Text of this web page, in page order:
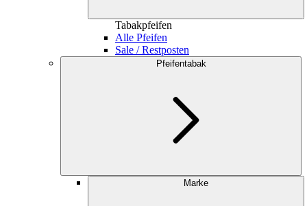
Tabakpfeifen
Alle Pfeifen
Sale / Restposten
Pfeifentabak
Marke